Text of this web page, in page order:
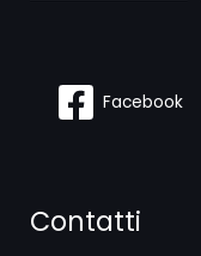
Facebook
Contatti